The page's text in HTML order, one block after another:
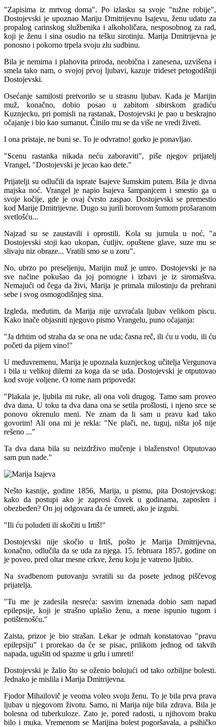
"Zapisima iz mrtvog doma". Po izlasku sa svoje "tužne robije",
Dostojevski je upoznao Mariju Dmitrijevnu Isajevu, ženu udatu za
propalog carinskog službenika i alkoholičara, nesposobnog za rad,
koji je ženu i sina osudio na tešku sirotinju. Marija Dmitrijevna je
ponosno i pokorno trpela svoju zlu sudbinu.
Bila je nemirna i plahovita priroda, neobična i zanesena, uzvišena i
smela tako nam, o svojoj prvoj ljubavi, kazuje trideset petogodišnji
Dostojevski.
Osećanje samilosti pretvorilo se u strasnu ljubav. Kada je Marijin
muž, konačno, dobio posao u zabitom sibirskom gradiću
Kuznjecku, pri pomisli na rastanak, Dostojevski je pao u beskrajno
očajanje i bio kao sumanut. Činilo mu se da više ne vredi živeti.
I ona pristaje, ne buni se. To je odvratno! gorko je ponavljao.
"Scenu rastanka nikada neću zaboraviti", piše njegov prijatelj
Vrangel, "Dostojevski je jecao kao dete."
Prijatelji su odlučili da isprate Isajeve šumskim putem. Bila je divna
majska noć. Vrangel je napio Isajeva šampanjcem i smestio ga u
svoje kočije, gde je ovaj čvrsto zaspao. Dostojevski se premestio
kod Marije Dmitrijevne. Dugo su jurili borovom šumom prošaranom
svetlošću...
Najzad su se zaustavili i oprostili. Kola su jurnula u noć, "a
Dostojevski stoji kao ukopan, ćutljiv, opuštene glave, suze mu se
slivaju niz obraze... Vratili smo se u zoru".
No, ubrzo po preseljenju, Marijin muž je umro. Dostojevski je na
sve načinepokušao da joj pomogne i izbavi je iz siromaštva.
Nemajući od čega da živi, Marija je primala milostinju da prehrani
sebe i svog osmogodišnjeg sina.
Izgleda, međutim, da Marija nije uzvraćala ljubav velikom piscu.
Kako inače objasniti njegovo pismo Vrangelu, puno očajanja:
"Ja drhtim od straha da se ona ne uda; časna reč, ili ću u vodu, ili ću
početi da pijem vino!"
U međuvremenu, Marija je upoznala kuznjeckog učitelja Vergunova
i bila u velikoj dilemi za koga da se uda. Dostojevski je otputovao
kod svoje voljene. O tome nam pripoveda:
"Plakala je, ljubila mi ruke, ali ona voli drugog. Tamo sam proveo
dva dana. U toku ta dva dana ona se setila prošlosti, i njeno srce se
ponovo okrenulo meni. Ne znam da li sam u pravu kad tako
govorim! Ali ona mi je rekla: "Ne plači, ne, tuguj, ništa još nije
rešeno ..."
Ta dva dana bila su neizdrživo mučenje i blaženstvo! Otputovao
sam pun nade."
Nešto kasnije, godine 1856, Marija, u pismu, pita Dostojevskog:
kako da postupi ako je zaprosi čovek u godinama, zaposlen i
obezbeđen? On joj odgovara da će umreti, ako je izgubi.
"Ili ću poludeti ili skočiti u Irtiš!"
Dostojevski nije skočio u Irtiš, pošto je Marija Dmitrijevna,
konačno, odlučila da se uda za njega. 15. februara 1857, godine on
je poveo, pred oltar mesne crkve, ženu koju je vatreno ljubio.
Na svadbenom putovanju svratili su da posete jednog piščevog
prijatelja.
"Tu me je zadesila nesreća: sasvim iznenada dobio sam napad
epilepsije, koji je strašno uplašio ženu, a mene ispunio tugom i
potištenošću."
Zaista, prizor je bio strašan. Lekar je odmah konstatovao "pravu
epilepsiju" i prorekao da će se pisac, prilikom jednog od takvih
napada, ugušiti od spazme u grlu i umreti!
Dostojevski je žalio što se oženio bolujući od tako ozbiljne bolesti.
Jednako je mislila i Marija Dmitrijevna.
Fjodor Mihailovič je veoma voleo svoju ženu. To je bila prva prava
ljubav u njegovom životu. Samo, ni Marija nije bila zdrava. Bila je
bolesna od tuberkuloze. Zato je, pored radosti, u njihovom braku
bilo i muka. Vremenom se Marijina bolest pogoršavala, a psihičko